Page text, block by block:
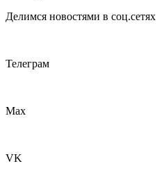
Делимся новостями в соц.сетях
Телеграм
Max
VK